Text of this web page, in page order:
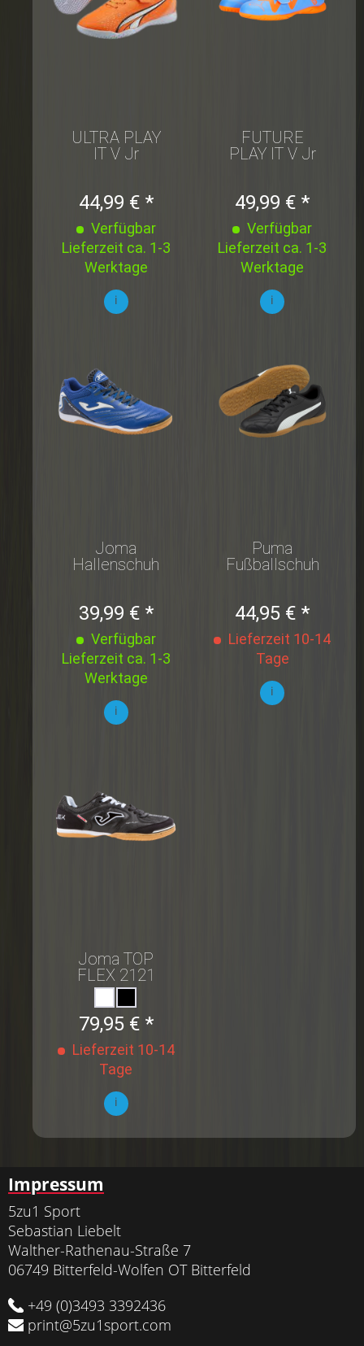
ULTRA PLAY
IT V Jr
44,99 € *
Verfügbar
Lieferzeit ca. 1-3
Werktage
i
FUTURE
PLAY IT V Jr
49,99 € *
Verfügbar
Lieferzeit ca. 1-3
Werktage
i
Joma
Hallenschuh
INDOOR
39,99 € *
Verfügbar
Lieferzeit ca. 1-3
Werktage
i
Puma
Fußballschuh
44,95 € *
Lieferzeit 10-14
Tage
i
Joma TOP
FLEX 2121
NEGRO
INDOOR
Hallenschuh
Futsal
79,95 € *
Lieferzeit 10-14
Tage
i
Impressum
5zu1 Sport
Sebastian Liebelt
Walther-Rathenau-Straße 7
06749 Bitterfeld-Wolfen OT Bitterfeld
+49 (0)3493 3392436
print@5zu1sport.com